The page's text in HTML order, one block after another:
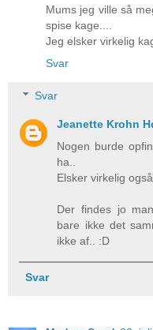
Mums jeg ville så
spise kage....
Jeg elsker virkelig
Svar
Svar
Jeanette Krohn
Nogen burde
ha..
Elsker virkelig
Der findes jo
bare ikke det
ikke af.. :D
Svar